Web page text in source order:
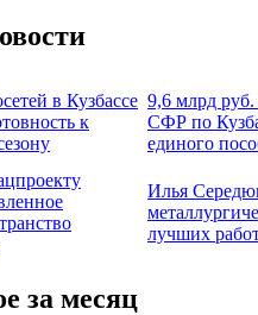
в Кузбассе
к
9,6 млрд руб.
СФР по
единого
Илья
лучших
за месяц